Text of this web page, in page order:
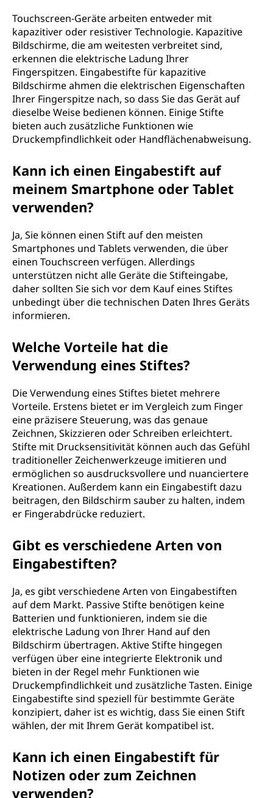
Touchscreen-Geräte arbeiten entweder mit
kapazitiver oder resistiver Technologie. Kapazitive
Bildschirme, die am weitesten verbreitet sind,
erkennen die elektrische Ladung Ihrer
Fingerspitzen. Eingabestifte für kapazitive
Bildschirme ahmen die elektrischen Eigenschaften
Ihrer Fingerspitze nach, so dass Sie das Gerät auf
dieselbe Weise bedienen können. Einige Stifte
bieten auch zusätzliche Funktionen wie
Druckempfindlichkeit oder Handflächenabweisung.
Kann ich einen Eingabestift auf
meinem Smartphone oder Tablet
verwenden?
Ja, Sie können einen Stift auf den meisten
Smartphones und Tablets verwenden, die über
einen Touchscreen verfügen. Allerdings
unterstützen nicht alle Geräte die Stifteingabe,
daher sollten Sie sich vor dem Kauf eines Stiftes
unbedingt über die technischen Daten Ihres Geräts
informieren.
Welche Vorteile hat die
Verwendung eines Stiftes?
Die Verwendung eines Stiftes bietet mehrere
Vorteile. Erstens bietet er im Vergleich zum Finger
eine präzisere Steuerung, was das genaue
Zeichnen, Skizzieren oder Schreiben erleichtert.
Stifte mit Drucksensitivität können auch das Gefühl
traditioneller Zeichenwerkzeuge imitieren und
ermöglichen so ausdrucksvollere und nuanciertere
Kreationen. Außerdem kann ein Eingabestift dazu
beitragen, den Bildschirm sauber zu halten, indem
er Fingerabdrücke reduziert.
Gibt es verschiedene Arten von
Eingabestiften?
Ja, es gibt verschiedene Arten von Eingabestiften
auf dem Markt. Passive Stifte benötigen keine
Batterien und funktionieren, indem sie die
elektrische Ladung von Ihrer Hand auf den
Bildschirm übertragen. Aktive Stifte hingegen
verfügen über eine integrierte Elektronik und
bieten in der Regel mehr Funktionen wie
Druckempfindlichkeit und zusätzliche Tasten. Einige
Eingabestifte sind speziell für bestimmte Geräte
konzipiert, daher ist es wichtig, dass Sie einen Stift
wählen, der mit Ihrem Gerät kompatibel ist.
Kann ich einen Eingabestift für
Notizen oder zum Zeichnen
verwenden?